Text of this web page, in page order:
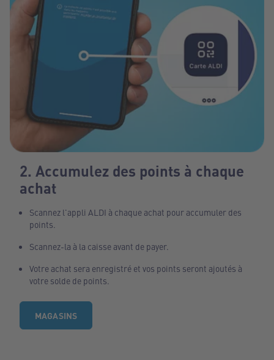
2. Accumulez des points à chaque
achat
Scannez l'appli ALDI à chaque achat pour accumuler des
points.
Scannez-la à la caisse avant de payer.
Votre achat sera enregistré et vos points seront ajoutés à
votre solde de points.
MAGASINS